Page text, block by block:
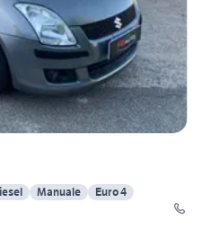
Manuale
Euro 4